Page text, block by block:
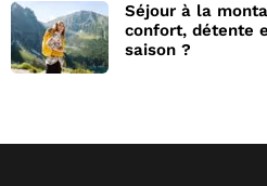
Séjour à la
confort, détente
saison ?